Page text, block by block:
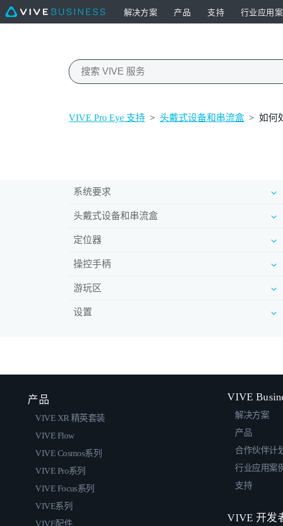
解决方案 产品 支持 行业应用案
VIVE Pro Eye 支持 > 头戴式设备和串流盒 > 如何
系统要求
头戴式设备和串流盒
定位器
操控手柄
游玩区
设置
产品
VIVE XR 精英套装
VIVE Flow
VIVE Cosmos系列
VIVE Pro系列
VIVE Focus系列
VIVE系列
VIVE配件
VIVE
解决方案
产品
合作伙伴计
行业应用案
支持
VIVE 开发